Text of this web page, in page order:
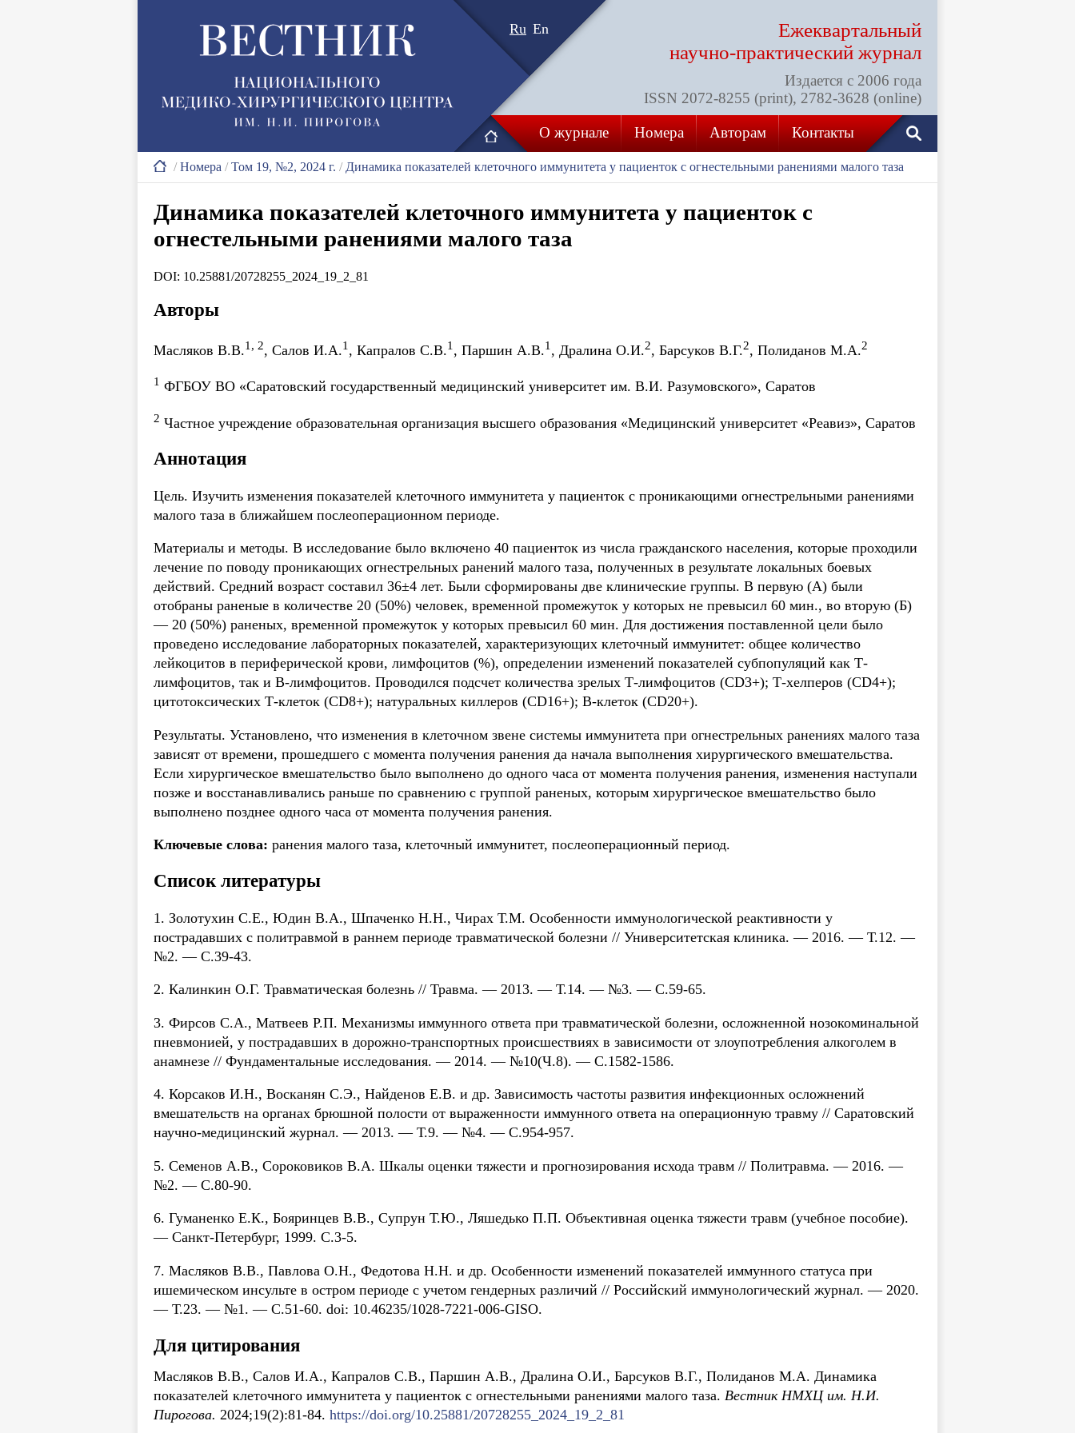
Ru En
Ежеквартальный
научно-практический журнал
Издается с 2006 года
ISSN 2072-8255 (print), 2782-3628 (online)
О журнале Номера Авторам Контакты
/Номера /Том 19, №2, 2024 г. / Динамика показателей клеточного иммунитета у пациенток с огнестельными ранениями малого таза
Динамика показателей клеточного иммунитета у пациенток с
огнестельными ранениями малого таза
DOI: 10.25881/20728255_2024_19_2_81
Авторы
Масляков В.В.1, 2, Салов И.А.1 , Капралов С.В.1 , Паршин А.В.1 , Дралина О.И.2, Барсуков В.Г.2, Полиданов М.А.2
1 ФГБОУ ВО «Саратовский государственный медицинский университет им. В.И. Разумовского», Саратов
2 Частное учреждение образовательная организация высшего образования «Медицинский университет «Реавиз», Саратов
Аннотация
Цель. Изучить изменения показателей клеточного иммунитета у пациенток с проникающими огнестрельными ранениями
малого таза в ближайшем послеоперационном периоде.
Материалы и методы. В исследование было включено 40 пациенток из числа гражданского населения, которые проходили
лечение по поводу проникающих огнестрельных ранений малого таза, полученных в результате локальных боевых
действий. Средний возраст составил 36±4 лет. Были сформированы две клинические группы. В первую (А) были
отобраны раненые в количестве 20 (50%) человек, временной промежуток у которых не превысил 60 мин., во вторую (Б)
— 20 (50%) раненых, временной промежуток у которых превысил 60 мин. Для достижения поставленной цели было
проведено исследование лабораторных показателей, характеризующих клеточный иммунитет: общее количество
лейкоцитов в периферической крови, лимфоцитов (%), определении изменений показателей субпопуляций как Т-
лимфоцитов, так и В-лимфоцитов. Проводился подсчет количества зрелых Т-лимфоцитов (CD3+); Т-хелперов (CD4+);
цитотоксических Т-клеток (CD8+); натуральных киллеров (CD16+); В-клеток (CD20+).
Результаты. Установлено, что изменения в клеточном звене системы иммунитета при огнестрельных ранениях малого таза
зависят от времени, прошедшего с момента получения ранения да начала выполнения хирургического вмешательства.
Если хирургическое вмешательство было выполнено до одного часа от момента получения ранения, изменения наступали
позже и восстанавливались раньше по сравнению с группой раненых, которым хирургическое вмешательство было
выполнено позднее одного часа от момента получения ранения.
Ключевые слова: ранения малого таза, клеточный иммунитет, послеоперационный период.
Список литературы
1. Золотухин С.Е., Юдин В.А., Шпаченко Н.Н., Чирах Т.М. Особенности иммунологической реактивности у
пострадавших с политравмой в раннем периоде травматической болезни // Университетская клиника. — 2016. — Т.12. —
№2. — С.39-43.
2. Калинкин О.Г. Травматическая болезнь // Травма. — 2013. — Т.14. — №3. — С.59-65.
3. Фирсов С.А., Матвеев Р.П. Механизмы иммунного ответа при травматической болезни, осложненной нозокоминальной
пневмонией, у пострадавших в дорожно-транспортных происшествиях в зависимости от злоупотребления алкоголем в
анамнезе // Фундаментальные исследования. — 2014. — №10(Ч.8). — С.1582-1586.
4. Корсаков И.Н., Восканян С.Э., Найденов Е.В. и др. Зависимость частоты развития инфекционных осложнений
вмешательств на органах брюшной полости от выраженности иммунного ответа на операционную травму // Саратовский
научно-медицинский журнал. — 2013. — Т.9. — №4. — С.954-957.
5. Семенов А.В., Сороковиков В.А. Шкалы оценки тяжести и прогнозирования исхода травм // Политравма. — 2016. —
№2. — С.80-90.
6. Гуманенко Е.К., Бояринцев В.В., Супрун Т.Ю., Ляшедько П.П. Объективная оценка тяжести травм (учебное пособие).
— Санкт-Петербург, 1999. С.3-5.
7. Масляков В.В., Павлова О.Н., Федотова Н.Н. и др. Особенности изменений показателей иммунного статуса при
ишемическом инсульте в остром периоде с учетом гендерных различий // Российский иммунологический журнал. — 2020.
— Т.23. — №1. — С.51-60. doi: 10.46235/1028-7221-006-GISО.
Для цитирования
Масляков В.В., Салов И.А., Капралов С.В., Паршин А.В., Дралина О.И., Барсуков В.Г., Полиданов М.А. Динамика
показателей клеточного иммунитета у пациенток с огнестельными ранениями малого таза. Вестник НМХЦ им. Н.И.
Пирогова. 2024;19(2):81-84. https://doi.org/10.25881/20728255_2024_19_2_81